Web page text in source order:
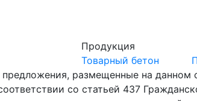
Продукция
Товарный бетон
размещенные на
со статьей 437